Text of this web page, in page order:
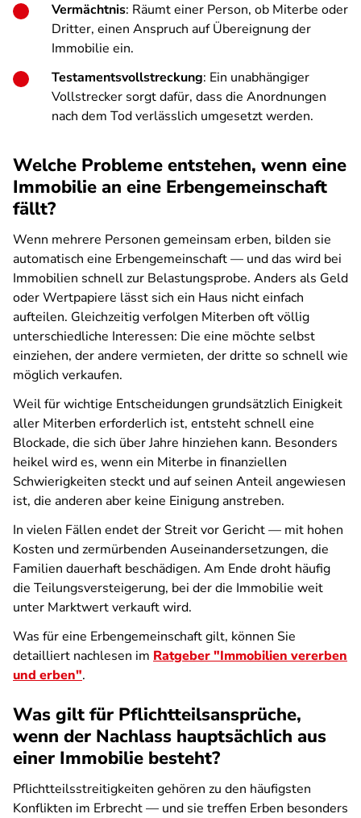
Vermächtnis: Räumt einer Person, ob Miterbe oder
Dritter, einen Anspruch auf Übereignung der
Immobilie ein.
Testamentsvollstreckung: Ein unabhängiger
Vollstrecker sorgt dafür, dass die Anordnungen
nach dem Tod verlässlich umgesetzt werden.
Welche Probleme entstehen, wenn eine
Immobilie an eine Erbengemeinschaft
fällt?
Wenn mehrere Personen gemeinsam erben, bilden sie
automatisch eine Erbengemeinschaft — und das wird bei
Immobilien schnell zur Belastungsprobe. Anders als Geld
oder Wertpapiere lässt sich ein Haus nicht einfach
aufteilen. Gleichzeitig verfolgen Miterben oft völlig
unterschiedliche Interessen: Die eine möchte selbst
einziehen, der andere vermieten, der dritte so schnell wie
möglich verkaufen.
Weil für wichtige Entscheidungen grundsätzlich Einigkeit
aller Miterben erforderlich ist, entsteht schnell eine
Blockade, die sich über Jahre hinziehen kann. Besonders
heikel wird es, wenn ein Miterbe in finanziellen
Schwierigkeiten steckt und auf seinen Anteil angewiesen
ist, die anderen aber keine Einigung anstreben.
In vielen Fällen endet der Streit vor Gericht — mit hohen
Kosten und zermürbenden Auseinandersetzungen, die
Familien dauerhaft beschädigen. Am Ende droht häufig
die Teilungsversteigerung, bei der die Immobilie weit
unter Marktwert verkauft wird.
Was für eine Erbengemeinschaft gilt, können Sie
detailliert nachlesen im Ratgeber "Immobilien vererben
und erben".
Was gilt für Pflichtteilsansprüche,
wenn der Nachlass hauptsächlich aus
einer Immobilie besteht?
Pflichtteilsstreitigkeiten gehören zu den häufigsten
Konflikten im Erbrecht — und sie treffen Erben besonders